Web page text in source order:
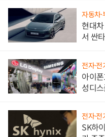
자동차·
현대
서 싼
전자·전
아이
성디
전자·전
SK하